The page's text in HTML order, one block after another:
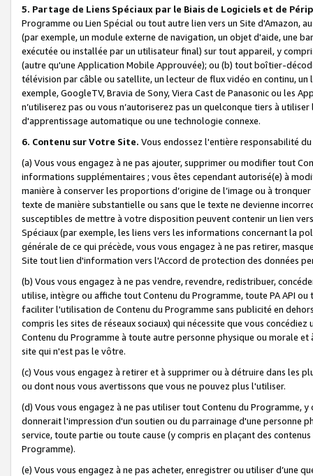
5. Partage de Liens Spéciaux par le Biais de Logiciels et de
Programme ou Lien Spécial ou tout autre lien vers un Site d'Amazon,
(par exemple, un module externe de navigation, un objet d'aide, une
exécutée ou installée par un utilisateur final) sur tout appareil, y
(autre qu'une Application Mobile Approuvée); ou (b) tout boîtier-
télévision par câble ou satellite, un lecteur de flux vidéo en continu,
exemple, GoogleTV, Bravia de Sony, Viera Cast de Panasonic ou les
n’utiliserez pas ou vous n’autoriserez pas un quelconque tiers à
d'apprentissage automatique ou une technologie connexe.
6. Contenu sur Votre Site. Vous endossez l'entière responsabilité
(a) Vous vous engagez à ne pas ajouter, supprimer ou modifier tout
informations supplémentaires ; vous êtes cependant autorisé(e) à
manière à conserver les proportions d’origine de l’image ou à
texte de manière substantielle ou sans que le texte ne devienne
susceptibles de mettre à votre disposition peuvent contenir un lien
Spéciaux (par exemple, les liens vers les informations concernant la
générale de ce qui précède, vous vous engagez à ne pas retirer,
Site tout lien d'information vers l'Accord de protection des données
(b) Vous vous engagez à ne pas vendre, revendre, redistribuer,
utilise, intègre ou affiche tout Contenu du Programme, toute PA API
faciliter l'utilisation de Contenu du Programme sans publicité en
compris les sites de réseaux sociaux) qui nécessite que vous
Contenu du Programme à toute autre personne physique ou morale
site qui n'est pas le vôtre.
(c) Vous vous engagez à retirer et à supprimer ou à détruire dans les
ou dont nous vous avertissons que vous ne pouvez plus l'utiliser.
(d) Vous vous engagez à ne pas utiliser tout Contenu du Programme,
donnerait l'impression d'un soutien ou du parrainage d'une personne
service, toute partie ou toute cause (y compris en plaçant des
Programme).
(e) Vous vous engagez à ne pas acheter, enregistrer ou utiliser d’une